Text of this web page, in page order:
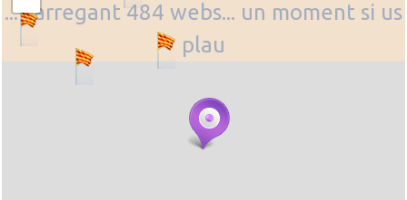
... carregant 484 webs... un moment si us
plau